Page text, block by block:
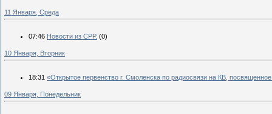
11 Января, Среда
07:46 Новости из СРР. (0)
10 Января, Вторник
18:31 «Открытое первенство г. Смоленска по радиосвязи на КВ,
09 Января, Понедельник